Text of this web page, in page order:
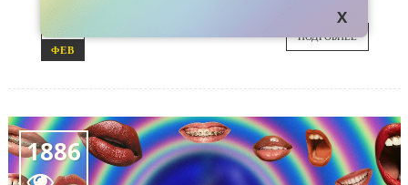
ФЕВ
ПОДРОБНЕЕ
1886